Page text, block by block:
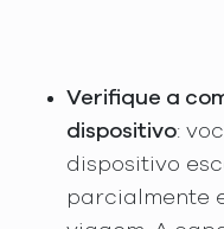
Verifique a
dispositivo:
dispositivo
parcialmente